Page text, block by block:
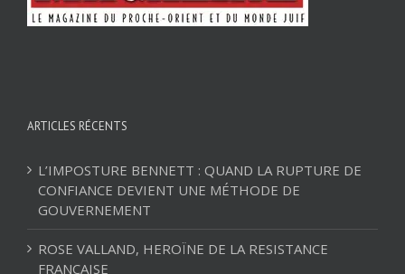
ARTICLES RÉCENTS
L’IMPOSTURE BENNETT : QUAND LA RUPTURE DE
CONFIANCE DEVIENT UNE MÉTHODE DE
GOUVERNEMENT
ROSE VALLAND, HEROÏNE DE LA RESISTANCE
FRANÇAISE